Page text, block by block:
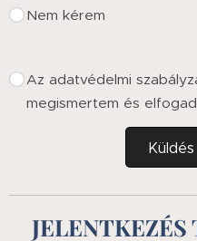
Nem kérem
Az adatvédelmi
megismertem és
Küldés